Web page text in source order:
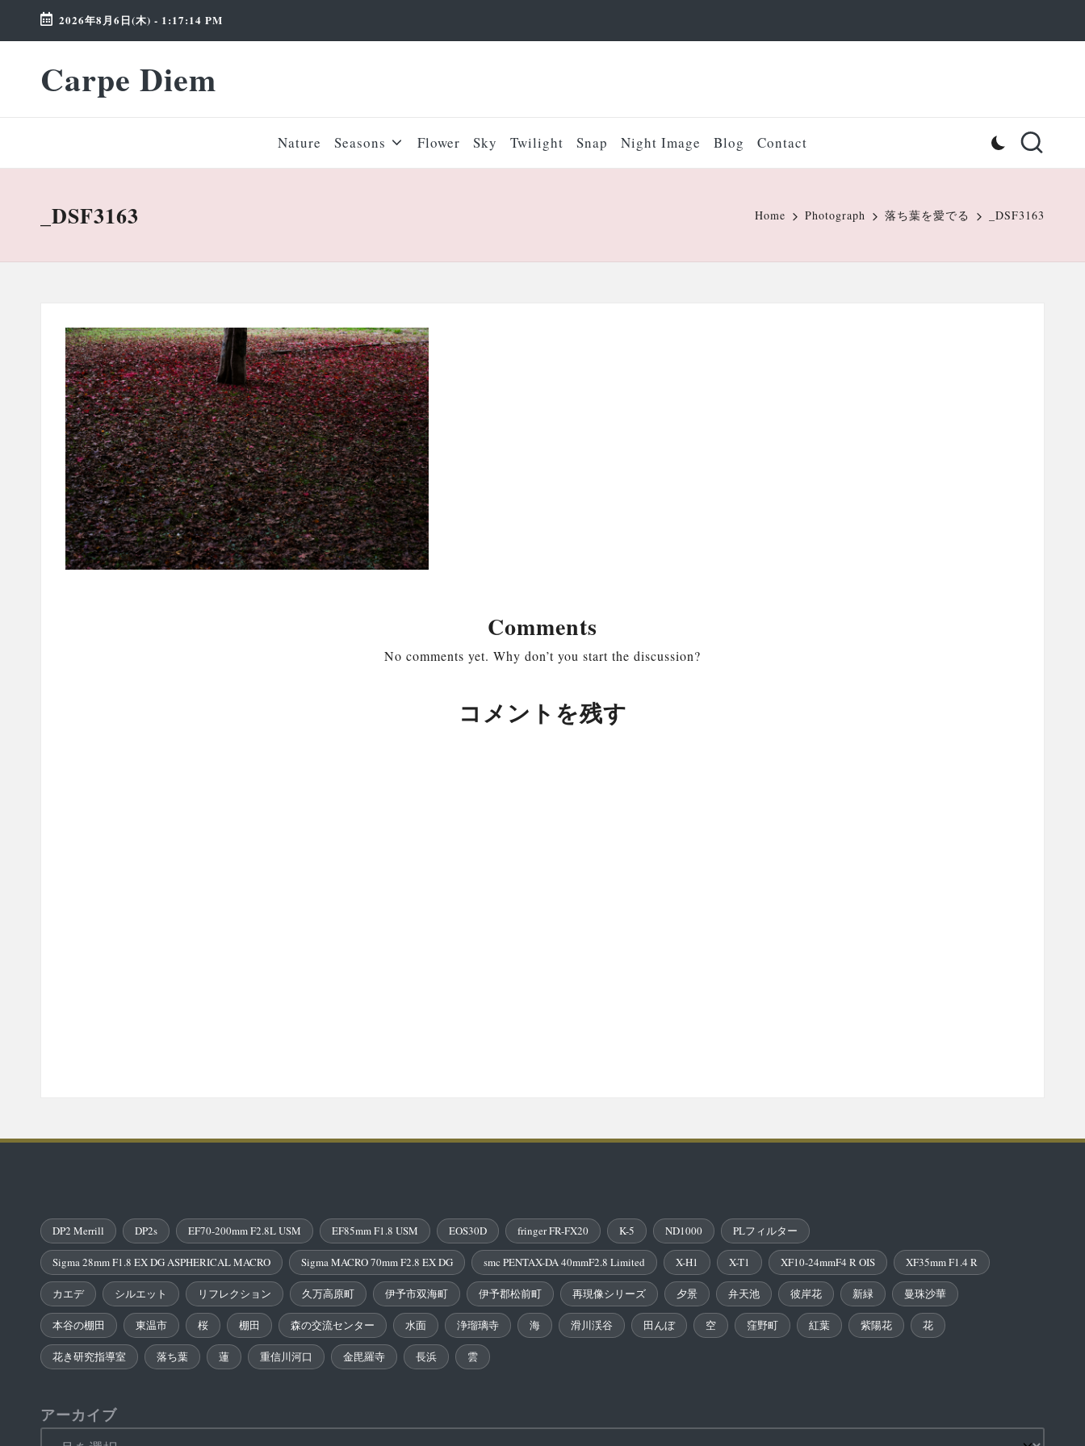
Skip
content
2026年8月6日(木) - 1:17:15 PM
Carpe Diem
Weekend
Wonderland
Nature Seasons Flower Sky Twilight Snap Night Image Blog Contact
_DSF3163 Home Photograph 落ち葉を愛でる _DSF3163
Comments
No comments yet. Why don’t you start the discussion?
コメントを残す
DP2 Merrill DP2s EF70-200mm F2.8L USM EF85mm F1.8 USM EOS30D fringer FR-FX20 K-5 ND1000 PLフィルター
Sigma 28mm F1.8 EX DG ASPHERICAL MACRO Sigma MACRO 70mm F2.8 EX DG smc PENTAX-DA 40mmF2.8 Limited X-H1 X-T1 XF10-24mmF4 R OIS XF35mm F1.4 R
カエデ シルエット リフレクション 久万高原町 伊予市双海町 伊予郡松前町 再現像シリーズ 夕景 弁天池 彼岸花 新緑 曼珠沙華
本谷の棚田 東温市 桜 棚田 森の交流センター 水面 浄瑠璃寺 海 滑川渓谷 田んぼ 空 窪野町 紅葉 紫陽花 花
花き研究指導室 落ち葉 蓮 重信川河口 金毘羅寺 長浜 雲
アーカイブ